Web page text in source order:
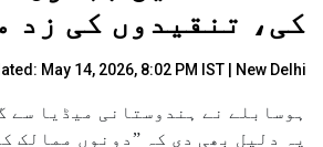
کی، تنقیدوں کی زد
May 14, 2026, 8:02 PM IST | New Delhi
ہوسابلے نے ہندوستانی میڈیا سے
یہ دلیل بھی دی کہ ”دونوں ممالک